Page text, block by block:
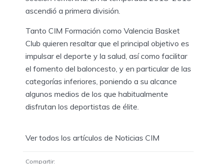
ascendió a primera división.
Tanto CIM Formación como Valencia Basket
Club quieren resaltar que el principal objetivo es
impulsar el deporte y la salud, así como facilitar
el fomento del baloncesto, y en particular de las
categorías inferiores, poniendo a su alcance
algunos medios de los que habitualmente
disfrutan los deportistas de élite.
Ver todos los artículos de Noticias CIM
Compartir: